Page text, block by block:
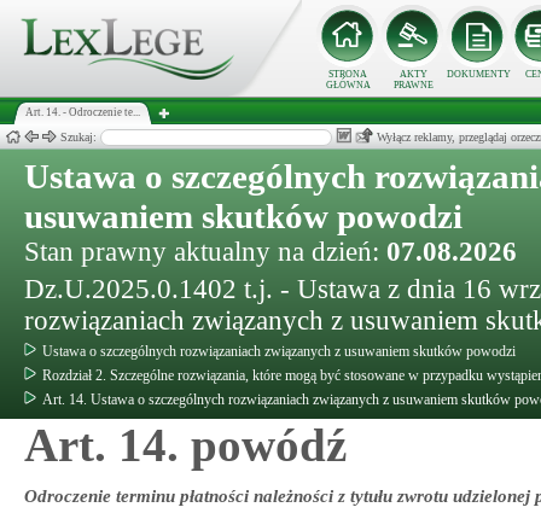
STRONA
GŁÓWNA
AKTY
PRAWNE
DOKUMENTY
Art. 14. - Odroczenie te...
Szukaj: Wyłącz reklamy, przeglądaj
Ustawa o szczególnych
usuwaniem skutków powodzi
Stan prawny aktualny na dzień: 07.08.2026
Dz.U.2025.0.1402 t.j. - Ustawa z dnia 16
rozwiązaniach związanych z usuwaniem
Ustawa o szczególnych rozwiązaniach związanych z usuwaniem skutków powodzi
Rozdział 2. Szczególne rozwiązania, które mogą być stosowane w przypadku
Art. 14. Ustawa o szczególnych rozwiązaniach związanych z usuwaniem skutków
Art. 14. powódź
Odroczenie terminu płatności należności z tytułu zwrotu udzielonej